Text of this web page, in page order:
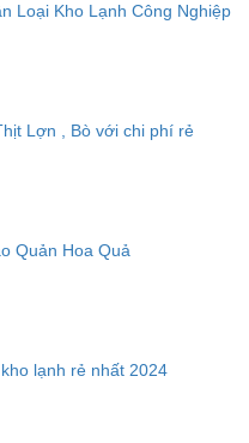
Loại Kho Lạnh Công Nghiệp
Lợn , Bò với chi phí rẻ
Quản Hoa Quả
lạnh rẻ nhất 2024